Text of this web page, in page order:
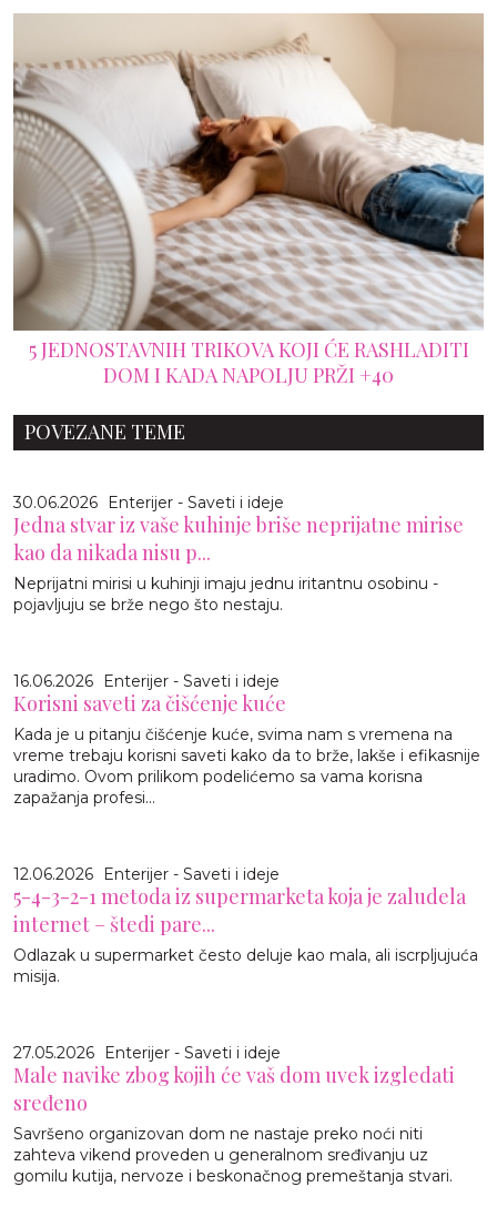
5 JEDNOSTAVNIH TRIKOVA KOJI ĆE RASHLADITI
DOM I KADA NAPOLJU PRŽI +40
POVEZANE TEME
30.06.2026 Enterijer - Saveti i ideje
Jedna stvar iz vaše kuhinje briše neprijatne mirise
kao da nikada nisu p...
Neprijatni mirisi u kuhinji imaju jednu iritantnu osobinu -
pojavljuju se brže nego što nestaju.
16.06.2026 Enterijer - Saveti i ideje
Korisni saveti za čišćenje kuće
Kada je u pitanju čišćenje kuće, svima nam s vremena na
vreme trebaju korisni saveti kako da to brže, lakše i efikasnije
uradimo. Ovom prilikom podelićemo sa vama korisna
zapažanja profesi...
12.06.2026 Enterijer - Saveti i ideje
5-4-3-2-1 metoda iz supermarketa koja je zaludela
internet – štedi pare...
Odlazak u supermarket često deluje kao mala, ali iscrpljujuća
misija.
27.05.2026 Enterijer - Saveti i ideje
Male navike zbog kojih će vaš dom uvek izgledati
sređeno
Savršeno organizovan dom ne nastaje preko noći niti
zahteva vikend proveden u generalnom sređivanju uz
gomilu kutija, nervoze i beskonačnog premeštanja stvari.